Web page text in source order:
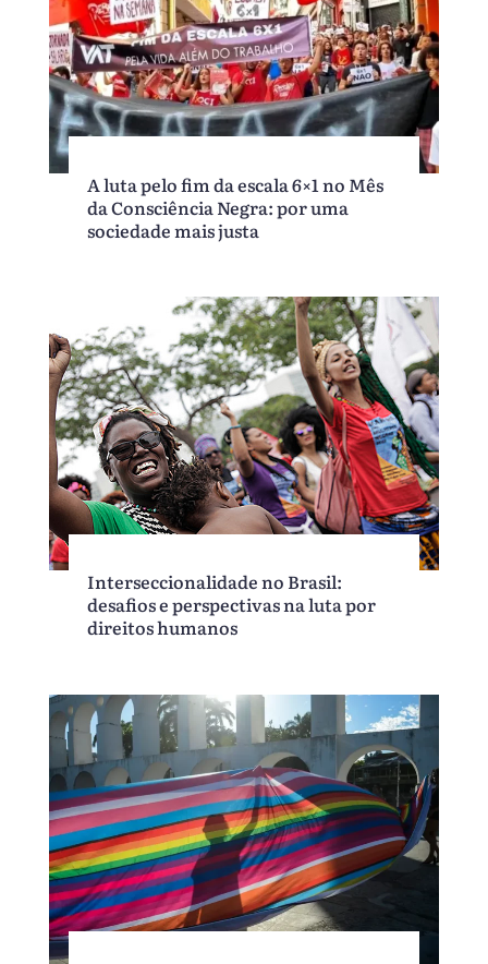
A luta pelo fim da escala 6×1 no Mês
da Consciência Negra: por uma
sociedade mais justa
Interseccionalidade no Brasil:
desafios e perspectivas na luta por
direitos humanos